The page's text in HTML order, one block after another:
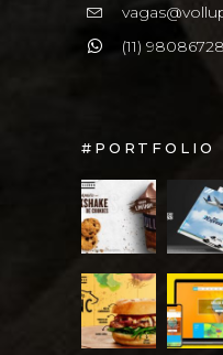
(11)
#PORTFOLIO